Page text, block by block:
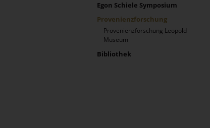
Egon Schiele Symposium
Provenienzforschung
Provenienzforschung Leopold
Museum
Bibliothek